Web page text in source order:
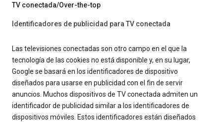
TV conectada/Over-the-top
Identificadores de publicidad para TV conectada
Las televisiones conectadas son otro campo en el que la
tecnología de las cookies no está disponible y, en su lugar,
Google se basará en los identificadores de dispositivo
diseñados para usarse en publicidad con el fin de servir
anuncios. Muchos dispositivos de TV conectada admiten un
identificador de publicidad similar a los identificadores de
dispositivos móviles. Estos identificadores están diseñados